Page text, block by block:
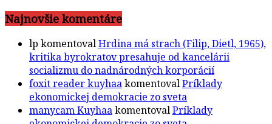
Najnovšie komentáre
lp komentovalHrdina má strach (Filip, Dietl, 1965),
kritika byrokratov presahuje od kancelárii
socializmu do nadnárodných korporácií
foxit reader kuyhaakomentovalPríklady
ekonomickej demokracie zo sveta
manycam KuyhaakomentovalPríklady